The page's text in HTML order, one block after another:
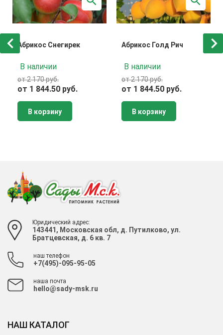
Абрикос Снегирек
В наличии
от 2 170 руб.
от 1 844.50 руб.
В корзину
Абрикос Голд Рич
В наличии
от 2 170 руб.
от 1 844.50 руб.
В корзину
Юридический адрес:
143441, Московская обл, д. Путилково, ул.
Братцевская, д. 6 кв. 7
наш телефон
+7(495)-095-95-05
наша почта
hello@sady-msk.ru
НАШ КАТАЛОГ